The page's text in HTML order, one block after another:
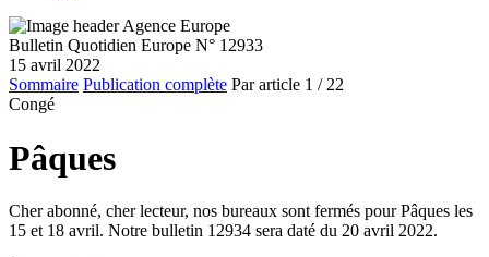
Bulletin Quotidien Europe N° 12933
15 avril 2022
Sommaire Publication complète Par article 1 / 22
Congé
Pâques
Cher abonné, cher lecteur, nos bureaux sont fermés pour Pâques les
15 et 18 avril. Notre bulletin 12934 sera daté du 20 avril 2022.